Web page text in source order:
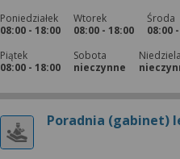
Poniedziałek
08:00 - 18:00
Wtorek
08:00 - 18:00
Środa
08:00
Piątek
08:00 - 18:00
Sobota
nieczynne
Niedziela
Poradnia (gabinet)